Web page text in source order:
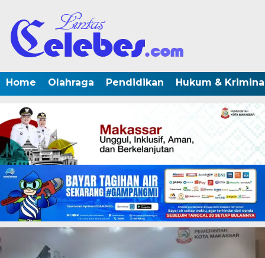
Home Olahraga Pendidikan Hukum &